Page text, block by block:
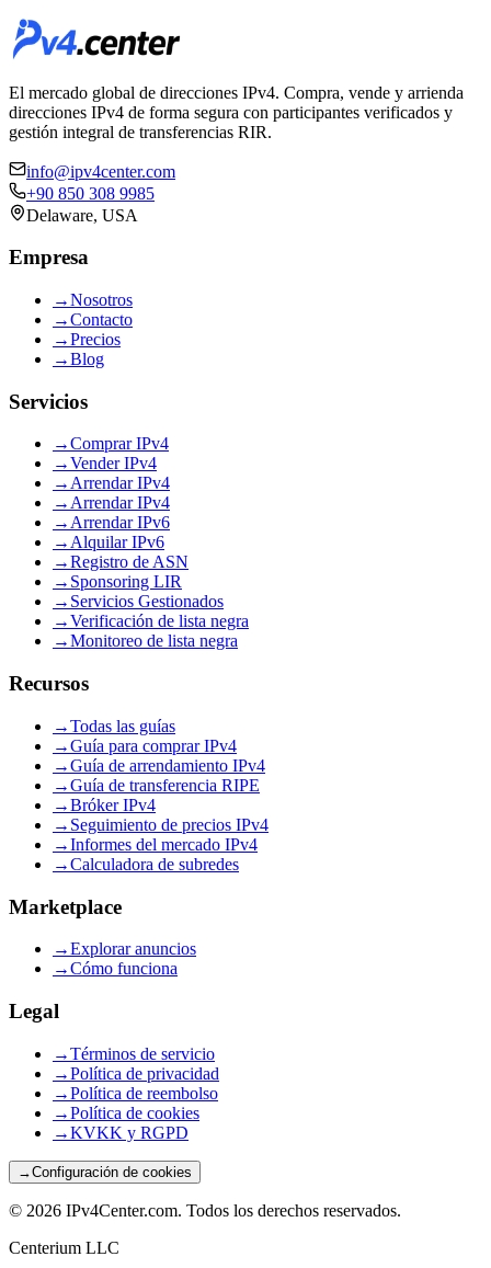
El mercado global de direcciones IPv4. Compra, vende y arrienda
direcciones IPv4 de forma segura con participantes verificados y
gestión integral de transferencias RIR.
info@ipv4center.com
+90 850 308 9985
Delaware, USA
Empresa
→Nosotros
→Contacto
→Precios
→Blog
Servicios
→Comprar IPv4
→Vender IPv4
→Arrendar IPv4
→Arrendar IPv4
→Arrendar IPv6
→Alquilar IPv6
→Registro de ASN
→ Sponsoring LIR
→ Servicios Gestionados
→Verificación de lista negra
→Monitoreo de lista negra
Recursos
→Todas las guías
→Guía para comprar IPv4
→Guía de arrendamiento IPv4
→Guía de transferencia RIPE
→Bróker IPv4
→ Seguimiento de precios IPv4
→Informes del mercado IPv4
→Calculadora de subredes
Marketplace
→Explorar anuncios
→Cómo funciona
Legal
→Términos de servicio
→Política de privacidad
→Política de reembolso
→Política de cookies
→KVKK y RGPD
→Configuración de cookies
© 2026 IPv4Center.com. Todos los derechos reservados.
Centerium LLC